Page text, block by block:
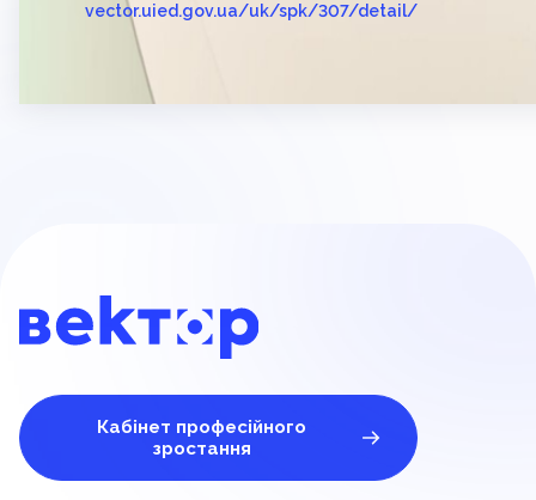
vector.uied.gov.ua/uk/spk/307/detail/
Кабінет професійного
зростання